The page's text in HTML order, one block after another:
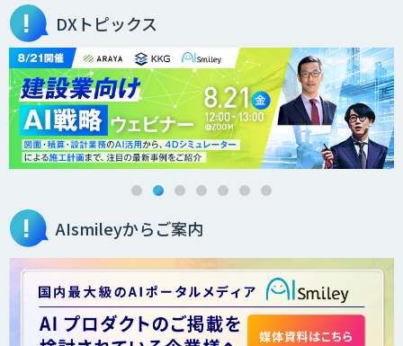
DXトピックス
AIsmileyからご案内